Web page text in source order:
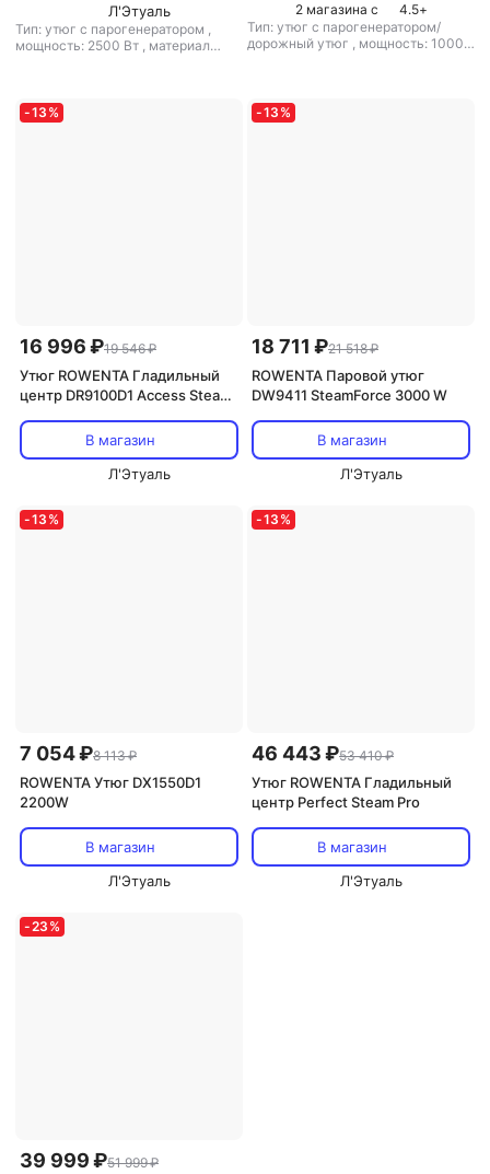
Л'Этуаль
Тип: утюг с парогенератором ,
мощность: 2500 Вт , материал
2 магазина с 4.5+
Тип: утюг с парогенератором/
дорожный утюг , мощность: 1000
-13 %
16 996 ₽19 546 ₽
Утюг ROWENTA Гладильный
центр DR9100D1 Access Steam
В магазин
Л'Этуаль
-13 %
18 711 ₽21 518 ₽
ROWENTA Паровой утюг
DW9411 SteamForce 3000 W
В магазин
Л'Этуаль
-13 %
7 054 ₽8 113 ₽
ROWENTA Утюг DX1550D1
2200W
В магазин
Л'Этуаль
-13 %
46 443 ₽53 410 ₽
Утюг ROWENTA Гладильный
центр Perfect Steam Pro
В магазин
Л'Этуаль
-23 %
39 999 ₽51 999 ₽